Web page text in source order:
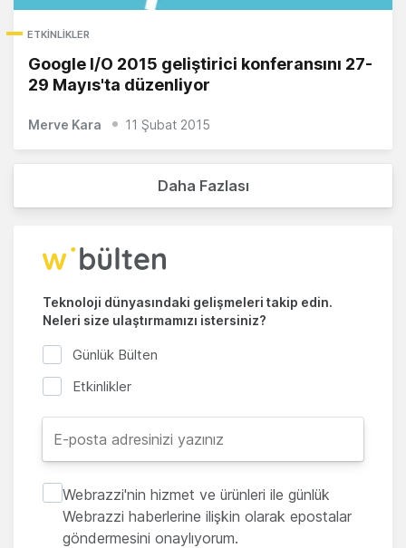
ETKINLIKLER
Google I/O 2015 geliştirici konferansını 27-
29 Mayıs'ta düzenliyor
Merve Kara 11 Şubat 2015
Daha Fazlası
Teknoloji dünyasındaki gelişmeleri takip edin.
Neleri size ulaştırmamızı istersiniz?
Günlük Bülten
Etkinlikler
Webrazzi'nin hizmet ve ürünleri ile günlük
Webrazzi haberlerine ilişkin olarak epostalar
göndermesini onaylıyorum.